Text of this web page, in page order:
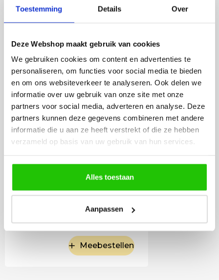
Toestemming Details Over
Deze Webshop maakt gebruik van cookies
We gebruiken cookies om content en advertenties te
personaliseren, om functies voor social media te bieden
en om ons websiteverkeer te analyseren. Ook delen we
informatie over uw gebruik van onze site met onze
partners voor social media, adverteren en analyse. Deze
partners kunnen deze gegevens combineren met andere
informatie die u aan ze heeft verstrekt of die ze hebben
verzameld op basis van uw gebruik van hun services.
Alles toestaan
Aanpassen
LICHTBRONNEN
lichtbron Gu10 Mini
35mm LED
7,50
Incl. BTW
Meebestellen